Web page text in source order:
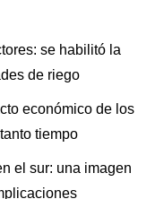
se habilitó la
de riego
económico de los
tiempo
el sur: una imagen